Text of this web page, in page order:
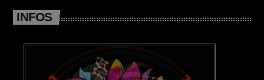
Posts
Video stories
World
INFOS